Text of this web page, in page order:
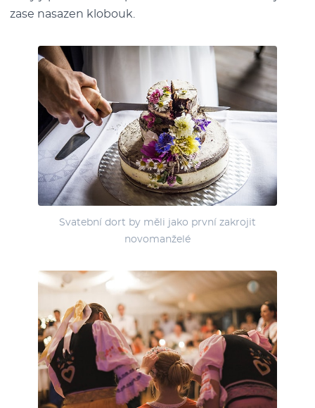
zase nasazen klobouk.
Svatební dort by měli jako první zakrojit
novomanželé